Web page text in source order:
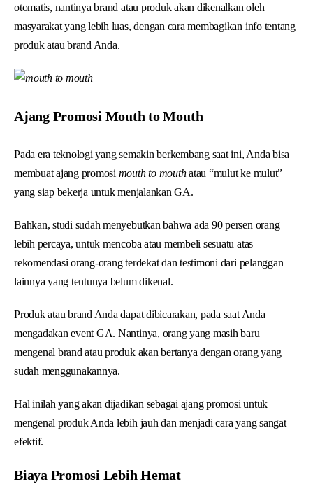
otomatis, nantinya brand atau produk akan dikenalkan oleh
masyarakat yang lebih luas, dengan cara membagikan info tentang
produk atau brand Anda.
Ajang Promosi Mouth to Mouth
Pada era teknologi yang semakin berkembang saat ini, Anda bisa
membuat ajang promosi mouth to mouthatau “mulut ke mulut”
yang siap bekerja untuk menjalankan GA.
Bahkan, studi sudah menyebutkan bahwa ada 90 persen orang
lebih percaya, untuk mencoba atau membeli sesuatu atas
rekomendasi orang-orang terdekat dan testimoni dari pelanggan
lainnya yang tentunya belum dikenal.
Produk atau brand Anda dapat dibicarakan, pada saat Anda
mengadakan event GA. Nantinya, orang yang masih baru
mengenal brand atau produk akan bertanya dengan orang yang
sudah menggunakannya.
Hal inilah yang akan dijadikan sebagai ajang promosi untuk
mengenal produk Anda lebih jauh dan menjadi cara yang sangat
efektif.
Biaya Promosi Lebih Hemat